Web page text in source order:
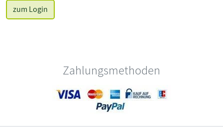
zum Login
Zahlungsmethoden